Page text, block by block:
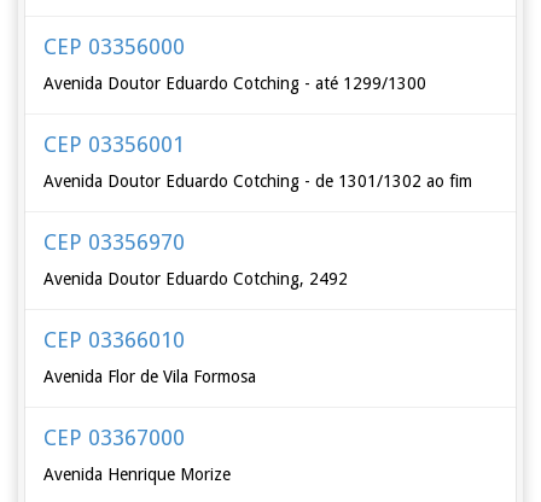
CEP 03356000
Avenida Doutor Eduardo Cotching - até 1299/1300
CEP 03356001
Avenida Doutor Eduardo Cotching - de 1301/1302 ao fim
CEP 03356970
Avenida Doutor Eduardo Cotching, 2492
CEP 03366010
Avenida Flor de Vila Formosa
CEP 03367000
Avenida Henrique Morize